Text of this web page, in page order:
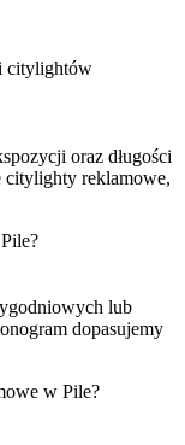
citylightów
oraz długości
citylighty reklamowe,
lub
dopasujemy
w Pile?